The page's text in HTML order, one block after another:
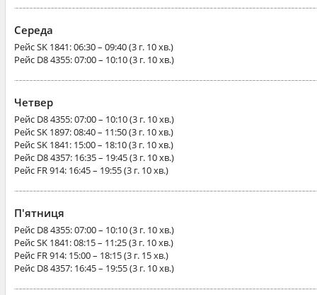
Середа
РейсSK 1841: 06:30 – 09:40 (3 г. 10 хв.)
Рейс D8 4355: 07:00 – 10:10 (3 г. 10 хв.)
Четвер
Рейс D8 4355: 07:00 – 10:10 (3 г. 10 хв.)
РейсSK 1897: 08:40 – 11:50 (3 г. 10 хв.)
РейсSK 1841: 15:00 – 18:10 (3 г. 10 хв.)
Рейс D8 4357: 16:35 – 19:45 (3 г. 10 хв.)
Рейс FR 914: 16:45 – 19:55 (3 г. 10 хв.)
П'ятниця
Рейс D8 4355: 07:00 – 10:10 (3 г. 10 хв.)
РейсSK 1841: 08:15 – 11:25 (3 г. 10 хв.)
Рейс FR 914: 15:00 – 18:15 (3 г. 15 хв.)
Рейс D8 4357: 16:45 – 19:55 (3 г. 10 хв.)